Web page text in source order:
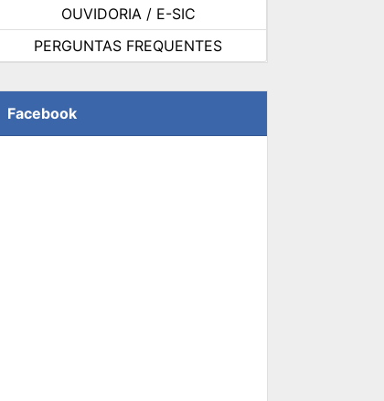
OUVIDORIA / E-SIC
PERGUNTAS FREQUENTES
Facebook